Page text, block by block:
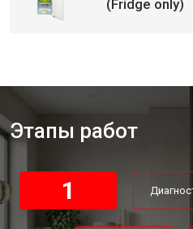
(Fridge only)
Этапы работ
1